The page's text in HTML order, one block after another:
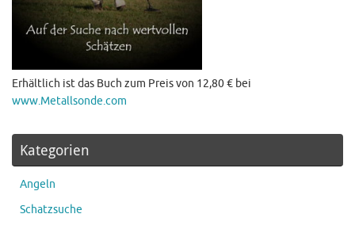
Erhältlich ist das Buch zum Preis von 12,80 € bei
www.Metallsonde.com
Kategorien
Angeln
Schatzsuche